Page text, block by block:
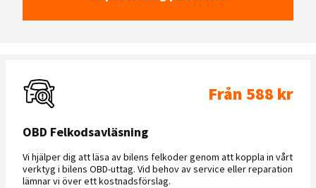
OBD Felkodsavläsning
Från 588 kr
Vi hjälper dig att läsa av bilens felkoder genom att koppla in vårt
verktyg i bilens OBD-uttag. Vid behov av service eller reparation
lämnar vi över ett kostnadsförslag.